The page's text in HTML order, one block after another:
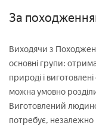
За
Виходячи з
основні групи:
природі і
можна умовно
Виготовлений
потребує, незалежно